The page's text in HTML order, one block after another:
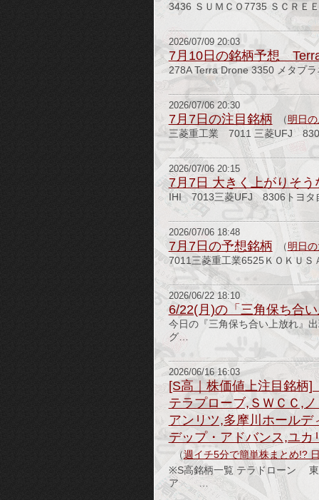
3436 ＳＵＭＣＯ7735 ＳＣＲＥ
2026/07/09 20:03
7月10日の銘柄予想
278A Terra Drone 3350 メタプ
2026/07/06 20:30
7月7日の注目銘柄 （明日
三菱重工業 7011 三菱UFJ
2026/07/06 20:15
7月7日 大きく上がりそう
IHI 7013三菱UFJ 8306トヨタ
2026/07/06 18:48
7月7日の予想銘柄 （明日
7011三菱重工業6525ＫＯＫＵ
2026/06/22 18:10
6/22(月)の「三角保ち合
今日の『三角保ち合い上放れ』
グ…
2026/06/16 16:03
[S高｜株価値上注目銘柄
テラプローブ,ＳＷＣＣ,
アンリツ,多摩川ホール
デップ・アドバンス,ユ
（週イチ5分で簡単株まとめ!?
※S高銘柄一覧 テラドロー
ア …